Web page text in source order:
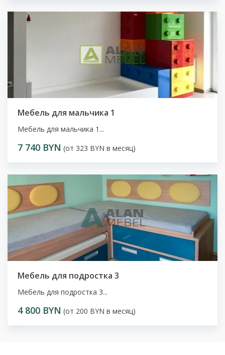
Мебель для мальчика 1
Мебель для мальчика 1...
7 740 BYN (от 323 BYN в месяц)
Мебель для подростка 3
Мебель для подростка 3...
4 800 BYN (от 200 BYN в месяц)